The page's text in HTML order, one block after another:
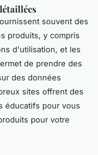
souvent des
produits, y compris
d'utilisation, et les
de prendre des
des données
sites offrent des
éducatifs pour vous
pour votre